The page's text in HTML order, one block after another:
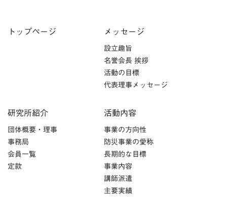
トップページ メッセージ
設立趣旨
名誉会長 挨拶
活動の目標
代表理事メッセージ
研究所紹介
団体概要・理事
事務局
会員一覧
定款
活動内容
事業の方向性
防災事業の愛称
長期的な目標
事業内容
講師派遣
主要実績